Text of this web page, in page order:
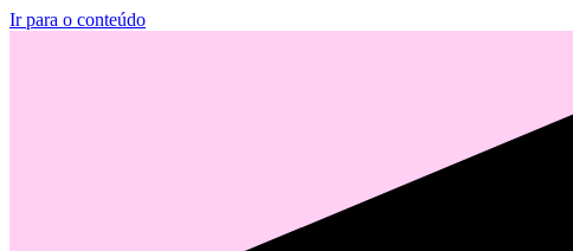
Ir para o conteúdo